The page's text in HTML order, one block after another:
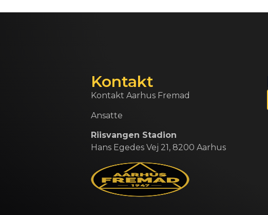
Kontakt
Kontakt Aarhus Fremad
Ansatte
Riisvangen Stadion
Hans Egedes Vej 21, 8200 Aarhus